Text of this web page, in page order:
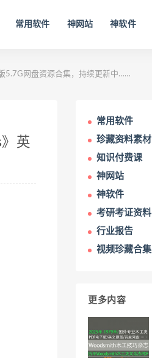
常用软件 神网站 神软件
5.7G网盘资源合集，持续更新中……
英
常用软件
珍藏资料素材
知识付费课
神网站
神软件
考研考证资料
行业报告
视频珍藏合集
更多内容